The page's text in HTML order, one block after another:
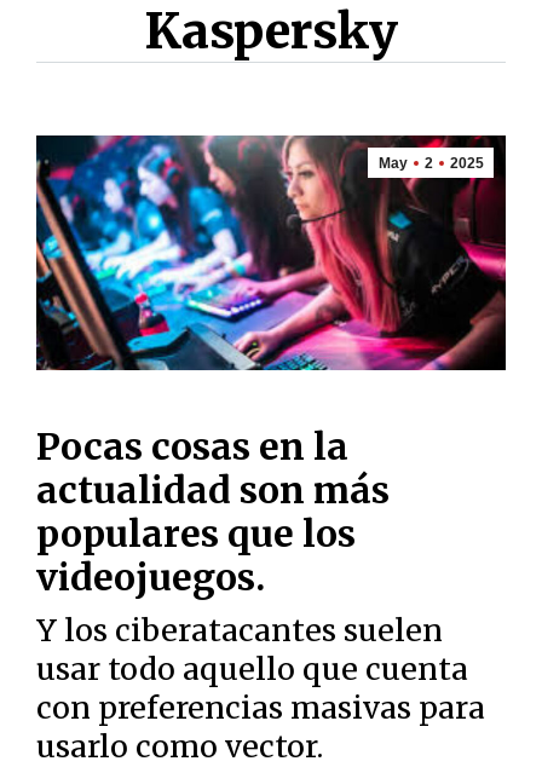
Kaspersky
May 2 2025
Pocas cosas en la
actualidad son más
populares que los
videojuegos.
Y los ciberatacantes suelen
usar todo aquello que cuenta
con preferencias masivas para
usarlo como vector.